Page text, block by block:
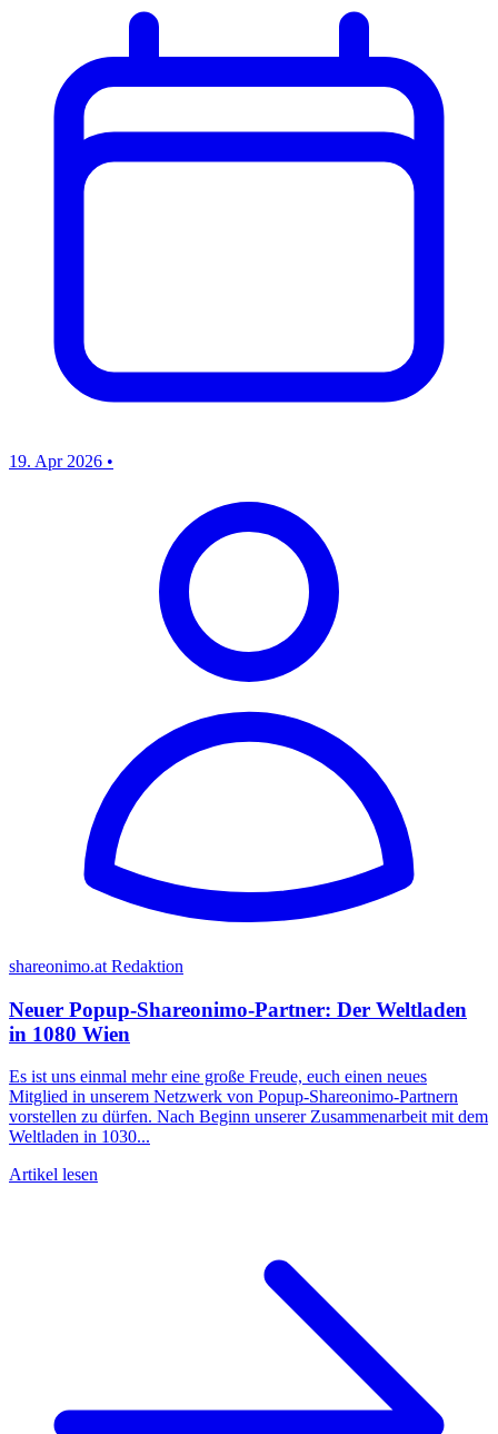
19. Apr 2026 •
shareonimo.at Redaktion
Neuer Popup-Shareonimo-Partner: Der Weltladen
in 1080 Wien
Es ist uns einmal mehr eine große Freude, euch einen neues
Mitglied in unserem Netzwerk von Popup-Shareonimo-Partnern
vorstellen zu dürfen. Nach Beginn unserer Zusammenarbeit mit dem
Weltladen in 1030...
Artikel lesen